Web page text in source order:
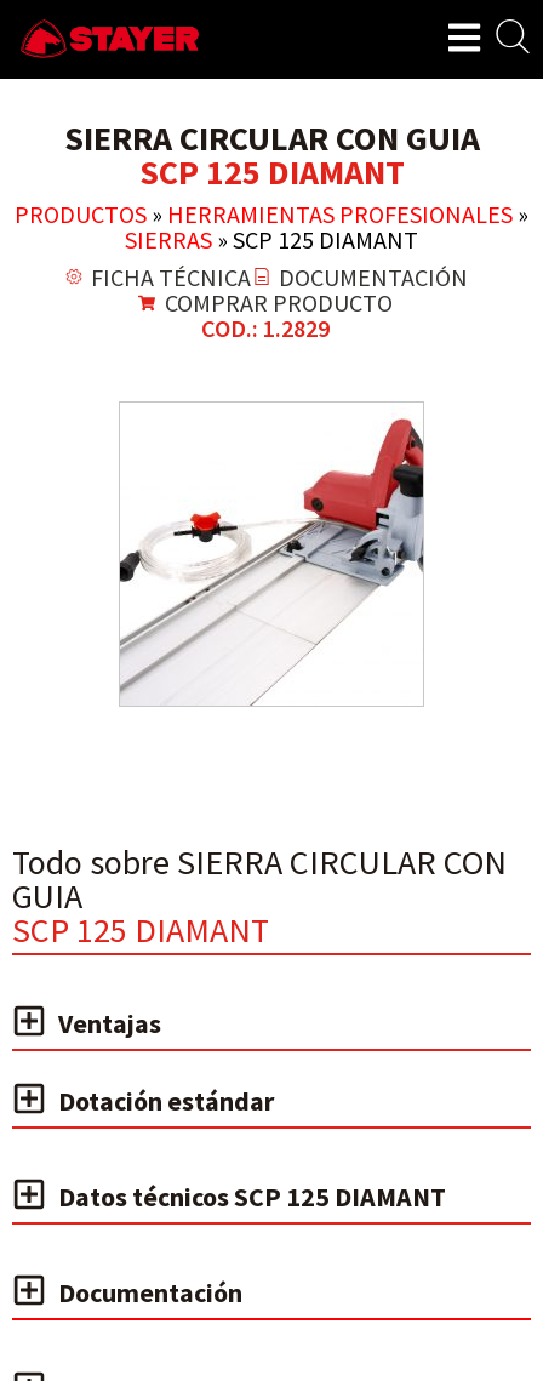
SIERRA CIRCULAR CON GUIA
SCP 125 DIAMANT
PRODUCTOS » HERRAMIENTAS PROFESIONALES »
SIERRAS » SCP 125 DIAMANT
FICHA TÉCNICA
DOCUMENTACIÓN
COMPRAR PRODUCTO
COD.: 1.2829
Todo sobre SIERRA CIRCULAR CON
GUIA
SCP 125 DIAMANT
Ventajas
Dotación estándar
Datos técnicos SCP 125 DIAMANT
Documentación